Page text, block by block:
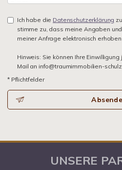
Ich habe die Datenschutzerklärung
stimme zu, dass meine Angaben
meiner Anfrage elektronisch
Hinweis: Sie können Ihre
Mail an info@traumimmobilien-
* Pflichtfelder
UNSERE